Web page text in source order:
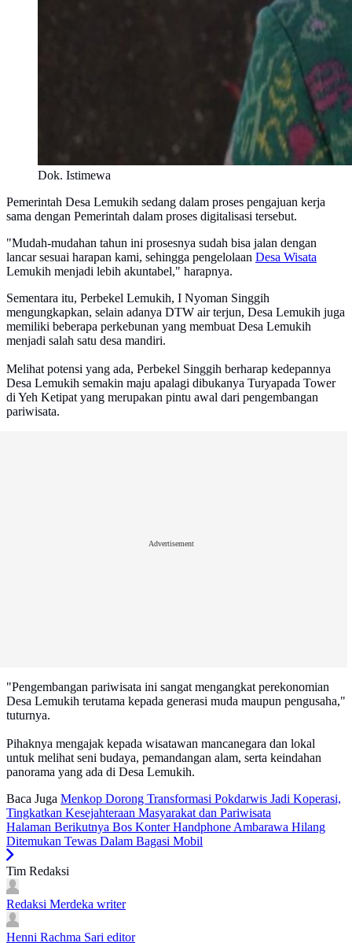
Dok. Istimewa
Pemerintah Desa Lemukih sedang dalam proses pengajuan kerja
sama dengan Pemerintah dalam proses digitalisasi tersebut.
"Mudah-mudahan tahun ini prosesnya sudah bisa jalan dengan
lancar sesuai harapan kami, sehingga pengelolaan Desa Wisata
Lemukih menjadi lebih akuntabel," harapnya.
Sementara itu, Perbekel Lemukih, I Nyoman Singgih
mengungkapkan, selain adanya DTW air terjun, Desa Lemukih juga
memiliki beberapa perkebunan yang membuat Desa Lemukih
menjadi salah satu desa mandiri.
Melihat potensi yang ada, Perbekel Singgih berharap kedepannya
Desa Lemukih semakin maju apalagi dibukanya Turyapada Tower
di Yeh Ketipat yang merupakan pintu awal dari pengembangan
pariwisata.
Advertisement
"Pengembangan pariwisata ini sangat mengangkat perekonomian
Desa Lemukih terutama kepada generasi muda maupun pengusaha,"
tuturnya.
Pihaknya mengajak kepada wisatawan mancanegara dan lokal
untuk melihat seni budaya, pemandangan alam, serta keindahan
panorama yang ada di Desa Lemukih.
Baca Juga Menkop Dorong Transformasi Pokdarwis Jadi Koperasi,
Tingkatkan Kesejahteraan Masyarakat dan Pariwisata
Halaman Berikutnya Bos Konter Handphone Ambarawa Hilang
Ditemukan Tewas Dalam Bagasi Mobil
Tim Redaksi
Redaksi Merdeka writer
Henni Rachma Sari editor